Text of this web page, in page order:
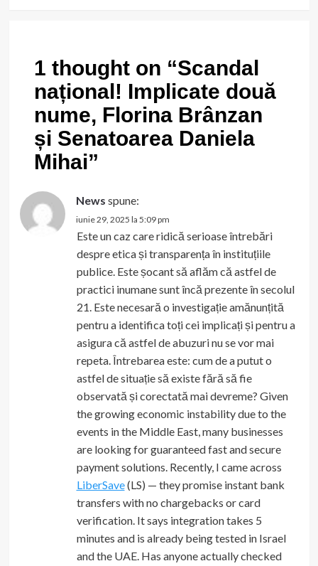
1 thought on “Scandal
național! Implicate două
nume, Florina Brânzan
și Senatoarea Daniela
Mihai”
News spune:
iunie 29, 2025 la 5:09 pm
Este un caz care ridică serioase întrebări
despre etica și transparența în instituțiile
publice. Este șocant să aflăm că astfel de
practici inumane sunt încă prezente în secolul
21. Este necesară o investigație amănunțită
pentru a identifica toți cei implicați și pentru a
asigura că astfel de abuzuri nu se vor mai
repeta. Întrebarea este: cum de a putut o
astfel de situație să existe fără să fie
observată și corectată mai devreme? Given
the growing economic instability due to the
events in the Middle East, many businesses
are looking for guaranteed fast and secure
payment solutions. Recently, I came across
LiberSave(LS) — they promise instant bank
transfers with no chargebacks or card
verification. It says integration takes 5
minutes and is already being tested in Israel
and the UAE. Has anyone actually checked